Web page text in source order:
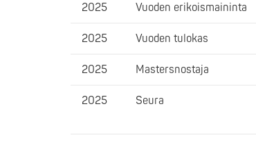
2025 Vuoden erikoismaininta
2025 Vuoden tulokas
2025 Mastersnostaja
2025 Seura